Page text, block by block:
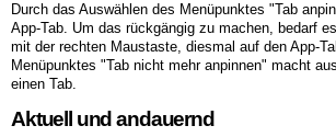
Durch das Auswählen des Menüpunktes "Tab
App-Tab. Um das rückgängig zu machen, bedarf
mit der rechten Maustaste, diesmal auf den App-
Menüpunktes "Tab nicht mehr anpinnen" macht
einen Tab.
Aktuell und andauernd